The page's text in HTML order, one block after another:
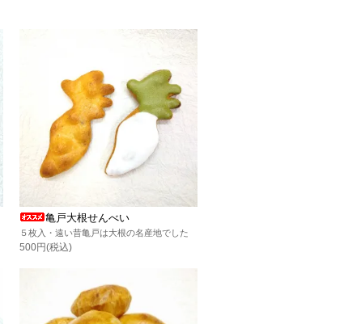
亀戸大根せんべい
５枚入・遠い昔亀戸は大根の名産地でした
500円(税込)